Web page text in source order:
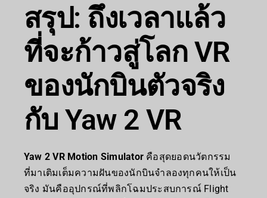
สรุป: ถึงเวลาแล้ว
ที่จะก้าวสู่โลก VR
ของนักบินตัวจริง
กับ Yaw 2 VR
Yaw 2 VR Motion Simulator คือสุดยอดนวัตกรรม
ที่มาเติมเต็มความฝันของนักบินจำลองทุกคนให้เป็น
จริง มันคืออุปกรณ์ที่พลิกโฉมประสบการณ์ Flight